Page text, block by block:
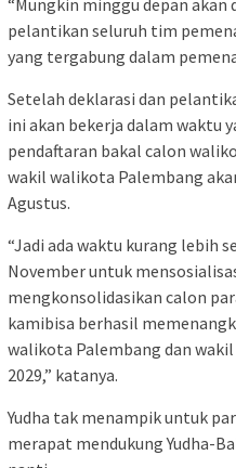
pelantikan seluruh tim
yang tergabung dalam
Setelah deklarasi dan
ini akan bekerja dalam waktu
pendaftaran bakal calon
wakil walikota Palembang
Agustus.
“Jadi ada waktu kurang lebih
November untuk
mengkonsolidasikan calon
kamibisa berhasil
walikota Palembang dan
2029,” katanya.
Yudha tak menampik untuk
merapat mendukung Yudha-